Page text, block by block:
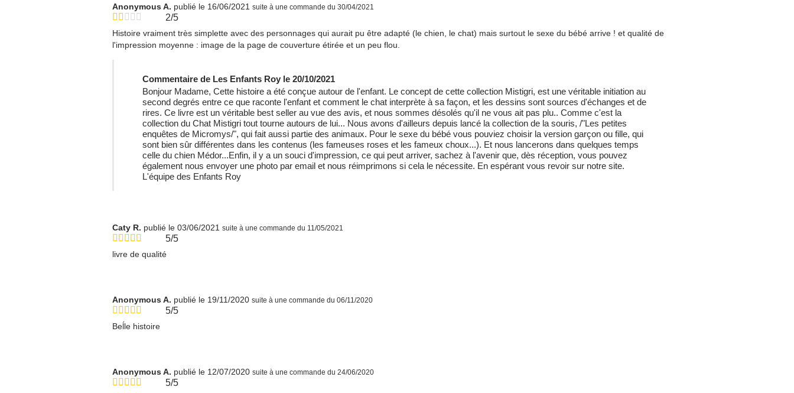
Anonymous A. publié le 16/06/2021 suite à une commande du 30/04/2021
2/5
Histoire vraiment très simplette avec des personnages qui aurait pu être adapté (le chien, le chat) mais surtout le sexe du bébé arrive ! et qualité de
l'impression moyenne : image de la page de couverture étirée et un peu flou.
Commentaire de Les Enfants Roy le 20/10/2021
Bonjour Madame, Cette histoire a été conçue autour de l'enfant. Le concept de cette collection Mistigri, est une véritable initiation au
second degrés entre ce que raconte l'enfant et comment le chat interprète à sa façon, et les dessins sont sources d'échanges et de
rires. Ce livre est un véritable best seller au vue des avis, et nous sommes désolés qu'il ne vous ait pas plu.. Comme c'est la
collection du Chat Mistigri tout tourne autours de lui... Nous avons d'ailleurs depuis lancé la collection de la souris, /"Les petites
enquêtes de Micromys/", qui fait aussi partie des animaux. Pour le sexe du bébé vous pouviez choisir la version garçon ou fille, qui
sont bien sûr différentes dans les contenus (les fameuses roses et les fameux choux...). Et nous lancerons dans quelques temps
celle du chien Médor...Enfin, il y a un souci d'impression, ce qui peut arriver, sachez à l'avenir que, dès réception, vous pouvez
également nous envoyer une photo par email et nous réimprimons si cela le nécessite. En espérant vous revoir sur notre site.
L'équipe des Enfants Roy
Caty R. publié le 03/06/2021 suite à une commande du 11/05/2021
5/5
livre de qualité
Anonymous A. publié le 19/11/2020 suite à une commande du 06/11/2020
5/5
Beĺle histoire
Anonymous A. publié le 12/07/2020 suite à une commande du 24/06/2020
5/5